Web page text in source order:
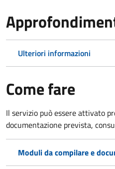
Ulteriori informazioni
Come fare
Il servizio può essere attivato
documentazione prevista,
Moduli da compilare e